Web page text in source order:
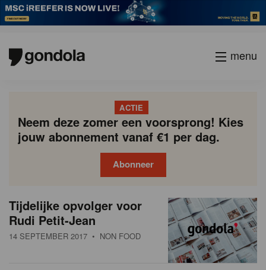
menu
ACTIE
Neem deze zomer een voorsprong! Kies
jouw abonnement vanaf €1 per dag.
Abonneer
N
e
Tijdelijke opvolger voor
Rudi Petit-Jean
14 SEPTEMBER 2017 • NON FOOD
P
a
g
Vorige
Page
Page
Page
Page
Current
page
Page
Page
Page
Page
Volgende
academy
society